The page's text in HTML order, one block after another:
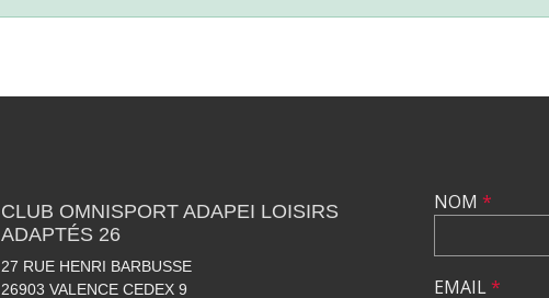
CLUB OMNISPORT ADAPEI LOISIRS
ADAPTÉS 26
27 RUE HENRI BARBUSSE
26903 VALENCE CEDEX 9
NOM *
EMAIL*